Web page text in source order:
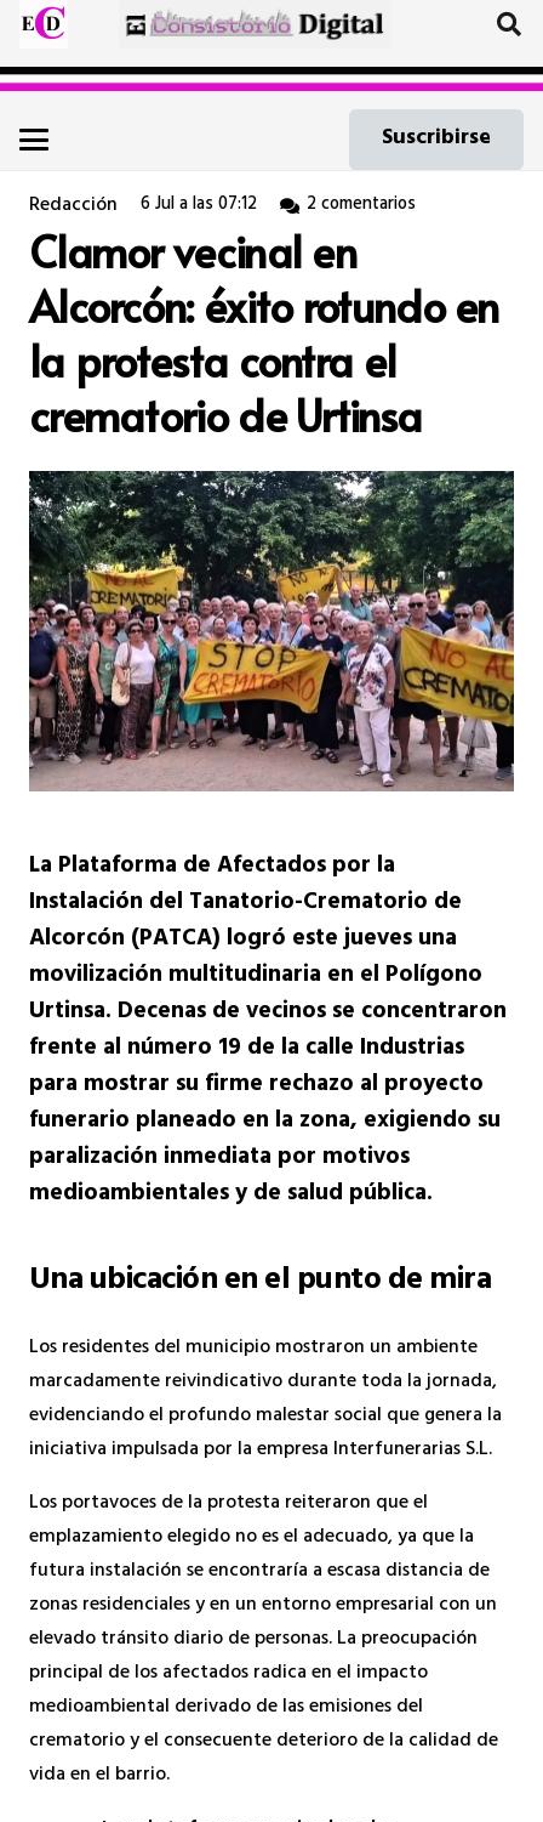
Suscribirse
Redacción 6 Jul a las 07:12 2comentarios
Clamor vecinal en
Alcorcón: éxito rotundo en
la protesta contra el
crematorio de Urtinsa
La Plataforma de Afectados por la
Instalación del Tanatorio-Crematorio de
Alcorcón (PATCA) logró este jueves una
movilización multitudinaria en el Polígono
Urtinsa. Decenas de vecinos se concentraron
frente al número 19 de la calle Industrias
para mostrar su firme rechazo al proyecto
funerario planeado en la zona, exigiendo su
paralización inmediata por motivos
medioambientales y de salud pública.
Una ubicación en el punto de mira
Los residentes del municipio mostraron un ambiente
marcadamente reivindicativo durante toda la jornada,
evidenciando el profundo malestar social que genera la
iniciativa impulsada por la empresa Interfunerarias S.L.
Los portavoces de la protesta reiteraron que el
emplazamiento elegido no es el adecuado, ya que la
futura instalación se encontraría a escasa distancia de
zonas residenciales y en un entorno empresarial con un
elevado tránsito diario de personas. La preocupación
principal de los afectados radica en el impacto
medioambiental derivado de las emisiones del
crematorio y el consecuente deterioro de la calidad de
vida en el barrio.